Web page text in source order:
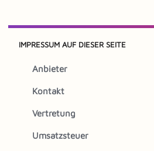
IMPRESSUM AUF DIESER SEITE
Anbieter
Kontakt
Vertretung
Umsatzsteuer